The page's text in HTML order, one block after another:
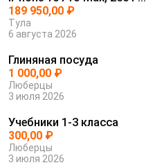
SIM...
189 950,00 ₽
Тула
6 августа 2026
Глиняная посуда
1 000,00 ₽
Люберцы
3 июля 2026
Учебники 1-3 класса
300,00 ₽
Люберцы
3 июля 2026